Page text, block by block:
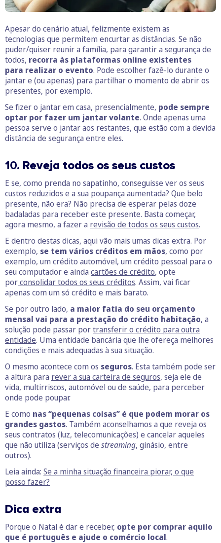
Apesar do cenário atual, felizmente existem as
tecnologias que permitem encurtar as distâncias. Se não
puder/quiser reunir a família, para garantir a segurança de
todos, recorra às plataformas online existentes
para realizar o evento. Pode escolher fazê-lo durante o
jantar e (ou apenas) para partilhar o momento de abrir os
presentes, por exemplo.
Se fizer o jantar em casa, presencialmente, pode sempre
optar por fazer um jantar volante. Onde apenas uma
pessoa serve o jantar aos restantes, que estão com a devida
distância de segurança entre eles.
10. Reveja todos os seus custos
E se, como prenda no sapatinho, conseguisse ver os seus
custos reduzidos e a sua poupança aumentada? Que belo
presente, não era? Não precisa de esperar pelas doze
badaladas para receber este presente. Basta começar,
agora mesmo, a fazer a revisão de todos os seus custos.
E dentro destas dicas, aqui vão mais umas dicas extra. Por
exemplo, se tem vários créditos em mãos, como por
exemplo, um crédito automóvel, um crédito pessoal para o
seu computador e ainda cartões de crédito, opte
porconsolidar todos os seus créditos. Assim, vai ficar
apenas com um só crédito e mais barato.
Se por outro lado, a maior fatia do seu orçamento
mensal vai para a prestação do crédito habitação, a
solução pode passar portransferir o crédito para outra
entidade. Uma entidade bancária que lhe ofereça melhores
condições e mais adequadas à sua situação.
O mesmo acontece com os seguros. Esta também pode ser
a altura para rever a sua carteira de seguros, seja ele de
vida, multirriscos, automóvel ou de saúde, para perceber
onde pode poupar.
E como nas “pequenas coisas” é que podem morar os
grandes gastos. Também aconselhamos a que reveja os
seus contratos (luz, telecomunicações) e cancelar aqueles
que não utiliza (serviços de streaming, ginásio, entre
outros).
Leia ainda: Se a minha situação financeira piorar, o que
posso fazer?
Dica extra
Porque o Natal é dar e receber, opte por comprar aquilo
que é português e ajude o comércio local.